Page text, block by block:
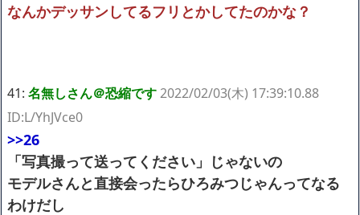
なんかデッサンしてるフリとかしてたのかな？
41: 名無しさん＠恐縮です2022/02/03(木) 17:39:10.88
ID:L/YhJVce0
>>26
「写真撮って送ってください」じゃないの
モデルさんと直接会ったらひろみつじゃんってなる
わけだし